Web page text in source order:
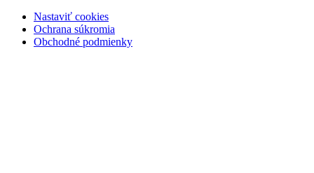
Nastaviť cookies
Ochrana súkromia
Obchodné podmienky